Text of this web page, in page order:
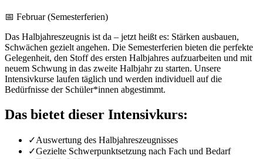
📅 Februar (Semesterferien)
Das Halbjahreszeugnis ist da – jetzt heißt es: Stärken ausbauen,
Schwächen gezielt angehen. Die Semesterferien bieten die perfekte
Gelegenheit, den Stoff des ersten Halbjahres aufzuarbeiten und mit
neuem Schwung in das zweite Halbjahr zu starten. Unsere
Intensivkurse laufen täglich und werden individuell auf die
Bedürfnisse der Schüler*innen abgestimmt.
Das bietet dieser Intensivkurs:
✓Auswertung des Halbjahreszeugnisses
✓Gezielte Schwerpunktsetzung nach Fach und Bedarf